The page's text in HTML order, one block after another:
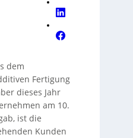
dem
Fertigung
dieses Jahr
am 10.
ist die
Kunden